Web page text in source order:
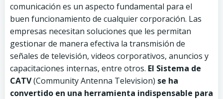
comunicación es un aspecto fundamental para el
buen funcionamiento de cualquier corporación. Las
empresas necesitan soluciones que les permitan
gestionar de manera efectiva la transmisión de
señales de televisión, videos corporativos, anuncios y
capacitaciones internas, entre otros. El Sistema de
CATV(Community Antenna Television) se ha
convertido en una herramienta indispensable para